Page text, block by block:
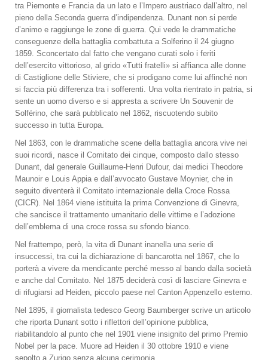
tra Piemonte e Francia da un lato e l’Impero austriaco dall’altro, nel
pieno della Seconda guerra d’indipendenza. Dunant non si perde
d’animo e raggiunge le zone di guerra. Qui vede le drammatiche
conseguenze della battaglia combattuta a Solferino il 24 giugno
1859. Sconcertato dal fatto che vengano curati solo i feriti
dell’esercito vittorioso, al grido «Tutti fratelli» si affianca alle donne
di Castiglione delle Stiviere, che si prodigano come lui affinché non
si faccia più differenza tra i sofferenti. Una volta rientrato in patria, si
sente un uomo diverso e si appresta a scrivere Un Souvenir de
Solférino, che sarà pubblicato nel 1862, riscuotendo subito
successo in tutta Europa.
Nel 1863, con le drammatiche scene della battaglia ancora vive nei
suoi ricordi, nasce il Comitato dei cinque, composto dallo stesso
Dunant, dal generale Guillaume-Henri Dufour, dai medici Theodore
Maunoir e Louis Appia e dall’avvocato Gustave Moynier, che in
seguito diventerà il Comitato internazionale della Croce Rossa
(CICR). Nel 1864 viene istituita la prima Convenzione di Ginevra,
che sancisce il trattamento umanitario delle vittime e l’adozione
dell’emblema di una croce rossa su sfondo bianco.
Nel frattempo, però, la vita di Dunant inanella una serie di
insuccessi, tra cui la dichiarazione di bancarotta nel 1867, che lo
porterà a vivere da mendicante perché messo al bando dalla società
e anche dal Comitato. Nel 1875 deciderà così di lasciare Ginevra e
di rifugiarsi ad Heiden, piccolo paese nel Canton Appenzello esterno.
Nel 1895, il giornalista tedesco Georg Baumberger scrive un articolo
che riporta Dunant sotto i riflettori dell’opinione pubblica,
riabilitandolo al punto che nel 1901 viene insignito del primo Premio
Nobel per la pace. Muore ad Heiden il 30 ottobre 1910 e viene
sepolto a Zurigo senza alcuna cerimonia.